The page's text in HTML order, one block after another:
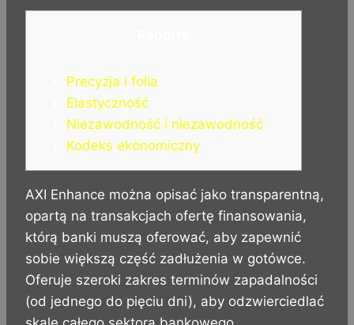
o
o
k
g
e
r
a
m
Precyzja i folia
Elastyczność
Niezawodność i niezawodność
Kodeks ekonomiczny
AXI Enhance można opisać jako transparentną,
opartą na transakcjach ofertę finansowania,
którą banki muszą oferować, aby zapewnić
sobie większą część zadłużenia w gotówce.
Oferuje szeroki zakres terminów zapadalności
(od jednego do pięciu dni), aby odzwierciedlać